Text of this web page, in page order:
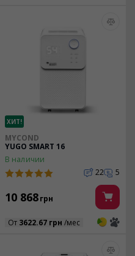
ХИТ!
MYCOND
YUGO SMART 16
В наличии
22
5
10 868грн
От 3622.67 грн /мес 3 3